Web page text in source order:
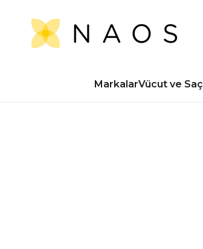
MarkalarVücut ve Saç